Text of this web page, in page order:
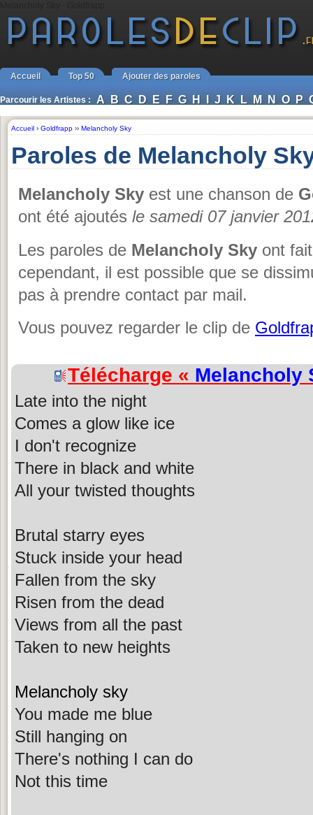
Accueil Top 50 Ajouter des paroles
Parcourir les Artistes : A B C D E F G H I J K L M N O P
Accueil › Goldfrapp ›› Melancholy Sky
Paroles de Melancholy
Melancholy Sky est une chanson de
ont été ajoutés le samedi 07 janvier
Les paroles de Melancholy Sky ont
cependant, il est possible que se
pas à prendre contact par mail.
Vous pouvez regarder le clip de
Télécharge « Melancholy
Late into the night
Comes a glow like ice
I don't recognize
There in black and white
All your twisted thoughts
Brutal starry eyes
Stuck inside your head
Fallen from the sky
Risen from the dead
Views from all the past
Taken to new heights
Melancholy sky
You made me blue
Still hanging on
There's nothing I can do
Not this time